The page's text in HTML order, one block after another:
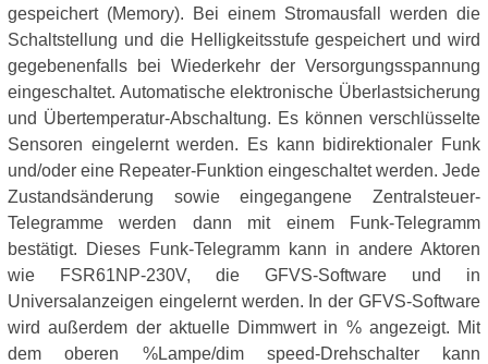
gespeichert (Memory). Bei einem Stromausfall werden die
Schaltstellung und die Helligkeitsstufe gespeichert und wird
gegebenenfalls bei Wiederkehr der Versorgungsspannung
eingeschaltet. Automatische elektronische Überlastsicherung
und Übertemperatur-Abschaltung. Es können verschlüsselte
Sensoren eingelernt werden. Es kann bidirektionaler Funk
und/oder eine Repeater-Funktion eingeschaltet werden. Jede
Zustandsänderung sowie eingegangene Zentralsteuer-
Telegramme werden dann mit einem Funk-Telegramm
bestätigt. Dieses Funk-Telegramm kann in andere Aktoren
wie FSR61NP-230V, die GFVS-Software und in
Universalanzeigen eingelernt werden. In der GFVS-Software
wird außerdem der aktuelle Dimmwert in % angezeigt. Mit
dem oberen %Lampe/dim speed-Drehschalter kann